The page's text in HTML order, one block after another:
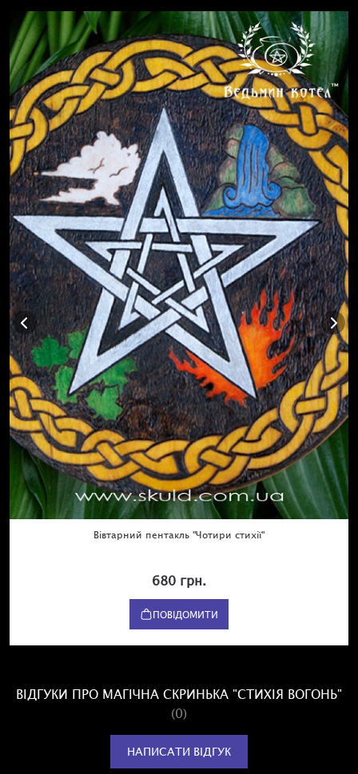
Вівтарний пентакль "Чотири стихії"
680 грн.
ПОВІДОМИТИ
ВІДГУКИ ПРО МАГІЧНА СКРИНЬКА "СТИХІЯ ВОГОНЬ"
(0)
НАПИСАТИ ВІДГУК